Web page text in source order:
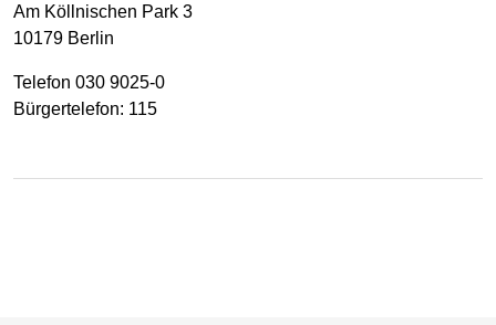
Am Köllnischen Park 3
10179 Berlin
Telefon 030 9025-0
Bürgertelefon: 115